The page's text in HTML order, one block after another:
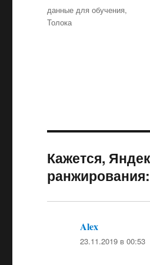
Метки
данные для обучения,
Толока
Кажется,
Alex
23.11.2019 в 00:53